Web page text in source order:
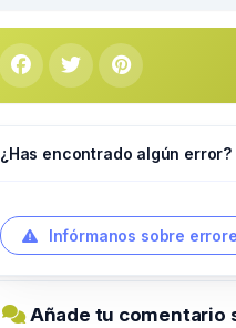
¿Has encontrado algún error?
Infórmanos sobre
Añade tu comentario